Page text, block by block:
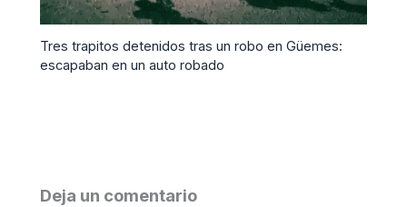
Tres trapitos detenidos tras un robo en Güemes:
escapaban en un auto robado
Deja un comentario